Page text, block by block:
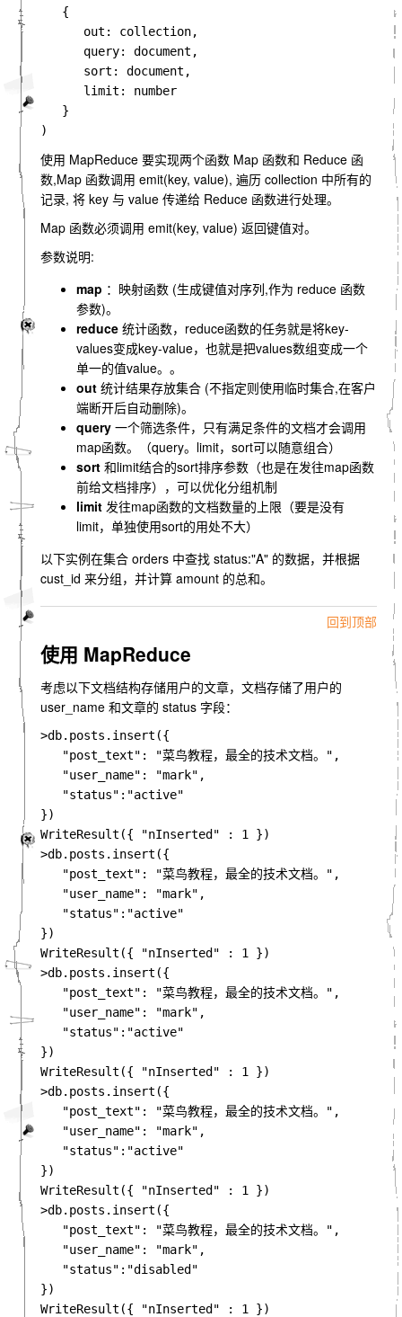
{
out : collection,
      query
: document ,
      sort
: document ,
      limit
:
number
}
)
使用 MapReduce 要实现两个函数 Map 函数和 Reduce 函
数,Map 函数调用 emit(key, value), 遍历 collection 中所有的
记录, 将 key 与 value 传递给 Reduce 函数进行处理。
Map 函数必须调用 emit(key, value) 返回键值对。
参数说明:
map ：映射函数 (生成键值对序列,作为 reduce 函数
参数)。
reduce 统计函数，reduce函数的任务就是将key-
values变成key-value，也就是把values数组变成一个
单一的值value。。
out 统计结果存放集合 (不指定则使用临时集合,在客户
端断开后自动删除)。
query 一个筛选条件，只有满足条件的文档才会调用
map函数。（query。limit，sort可以随意组合）
sort 和limit结合的sort排序参数（也是在发往map函数
前给文档排序），可以优化分组机制
limit 发往map函数的文档数量的上限（要是没有
limit，单独使用sort的用处不大）
以下实例在集合 orders 中查找 status:"A" 的数据，并根据
cust_id 来分组，并计算 amount 的总和。
回到顶部
使用 MapReduce
考虑以下文档结构存储用户的文章，文档存储了用户的
user_name 和文章的 status 字段：
>db. posts . insert ({
"post_text" : "菜鸟教程，最全的技术文档。" ,
"user_name" : "mark" ,
"status" : "active"
})
WriteResult ({ "nInserted" : 1
})
>db. posts . insert ({
"post_text" : "菜鸟教程，最全的技术文档。" ,
"user_name" : "mark" ,
"status" : "active"
})
WriteResult ({ "nInserted" : 1
})
>db. posts . insert ({
"post_text" : "菜鸟教程，最全的技术文档。" ,
"user_name" : "mark" ,
"status" : "active"
})
WriteResult ({ "nInserted" : 1
})
>db. posts . insert ({
"post_text" : "菜鸟教程，最全的技术文档。" ,
"user_name" : "mark" ,
"status" : "active"
})
WriteResult ({ "nInserted" : 1
})
>db. posts . insert ({
"post_text" : "菜鸟教程，最全的技术文档。" ,
"user_name" : "mark" ,
"status" : "disabled"
})
WriteResult ({ "nInserted" : 1 })